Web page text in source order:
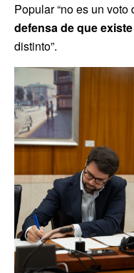
Popular “no es un
defensa de que
distinto”.